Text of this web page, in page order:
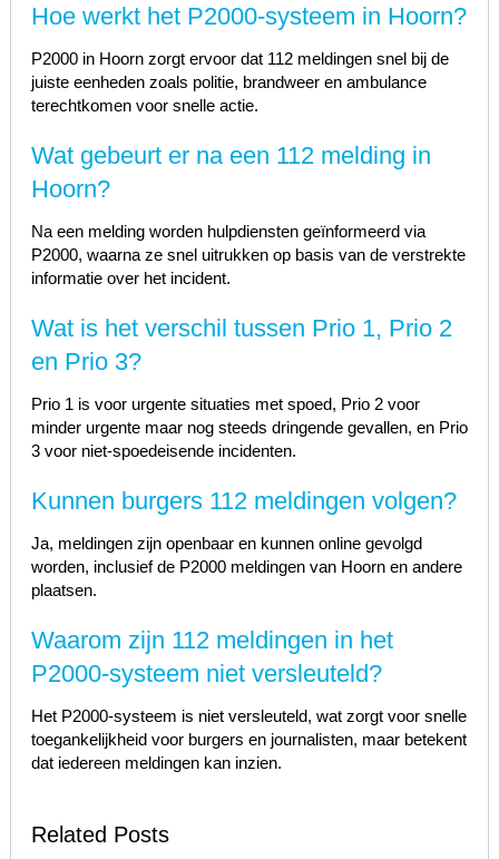
Hoe werkt het P2000-systeem in Hoorn?
P2000 in Hoorn zorgt ervoor dat 112 meldingen snel bij de
juiste eenheden zoals politie, brandweer en ambulance
terechtkomen voor snelle actie.
Wat gebeurt er na een 112 melding in
Hoorn?
Na een melding worden hulpdiensten geïnformeerd via
P2000, waarna ze snel uitrukken op basis van de verstrekte
informatie over het incident.
Wat is het verschil tussen Prio 1, Prio 2
en Prio 3?
Prio 1 is voor urgente situaties met spoed, Prio 2 voor
minder urgente maar nog steeds dringende gevallen, en Prio
3 voor niet-spoedeisende incidenten.
Kunnen burgers 112 meldingen volgen?
Ja, meldingen zijn openbaar en kunnen online gevolgd
worden, inclusief de P2000 meldingen van Hoorn en andere
plaatsen.
Waarom zijn 112 meldingen in het
P2000-systeem niet versleuteld?
Het P2000-systeem is niet versleuteld, wat zorgt voor snelle
toegankelijkheid voor burgers en journalisten, maar betekent
dat iedereen meldingen kan inzien.
Related Posts